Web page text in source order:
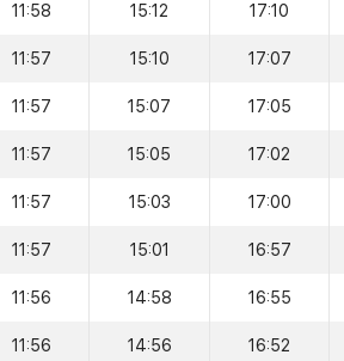
11:58 15:12 17:10
11:57 15:10 17:07
11:57 15:07 17:05
11:57 15:05 17:02
11:57 15:03 17:00
11:57 15:01 16:57
11:56 14:58 16:55
11:56 14:56 16:52